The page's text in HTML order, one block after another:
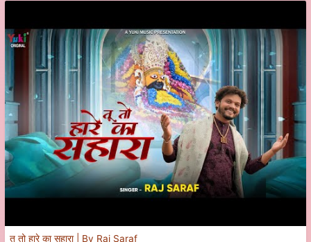
तू तो हारे का सहारा | By Raj Saraf